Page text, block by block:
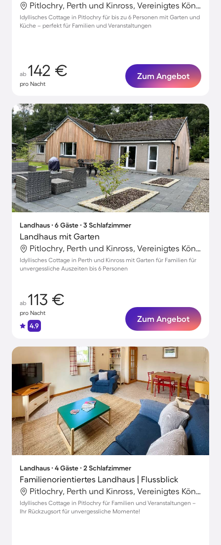
Pitlochry, Perth und Kinross, Vereinigtes Königreich
Idyllisches Cottage in Pitlochry für bis zu 6 Personen mit Garten und
Küche – perfekt für Familien und Veranstaltungen
ab 142 €
pro Nacht
Zum Angebot
Landhaus ∙ 6 Gäste ∙ 3 Schlafzimmer
Landhaus mit Garten
Pitlochry, Perth und Kinross, Vereinigtes Königreich
Idyllisches Cottage in Perth und Kinross mit Garten für Familien für
unvergessliche Auszeiten bis 6 Personen
ab 113 €
pro Nacht
4.9
Zum Angebot
Landhaus ∙ 4 Gäste ∙ 2 Schlafzimmer
Familienorientiertes Landhaus | Flussblick
Pitlochry, Perth und Kinross, Vereinigtes Königreich
Idyllisches Cottage in Pitlochry für Familien und Veranstaltungen –
Ihr Rückzugsort für unvergessliche Momente!